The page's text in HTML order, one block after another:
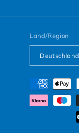
Land/Region